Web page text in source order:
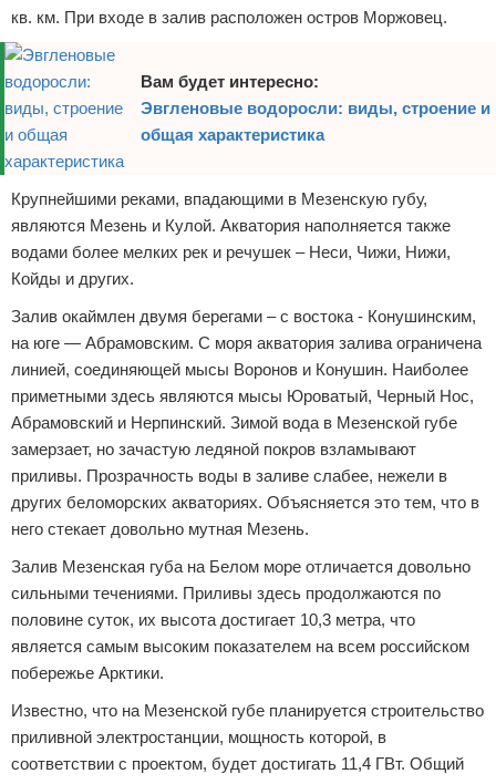
кв. км. При входе в залив расположен остров Моржовец.
Вам будет интересно:
Эвгленовые водоросли: виды, строение и
общая характеристика
Крупнейшими реками, впадающими в Мезенскую губу,
являются Мезень и Кулой. Акватория наполняется также
водами более мелких рек и речушек – Неси, Чижи, Нижи,
Койды и других.
Залив окаймлен двумя берегами – с востока - Конушинским,
на юге — Абрамовским. С моря акватория залива ограничена
линией, соединяющей мысы Воронов и Конушин. Наиболее
приметными здесь являются мысы Юроватый, Черный Нос,
Абрамовский и Нерпинский. Зимой вода в Мезенской губе
замерзает, но зачастую ледяной покров взламывают
приливы. Прозрачность воды в заливе слабее, нежели в
других беломорских акваториях. Объясняется это тем, что в
него стекает довольно мутная Мезень.
Залив Мезенская губа на Белом море отличается довольно
сильными течениями. Приливы здесь продолжаются по
половине суток, их высота достигает 10,3 метра, что
является самым высоким показателем на всем российском
побережье Арктики.
Известно, что на Мезенской губе планируется строительство
приливной электростанции, мощность которой, в
соответствии с проектом, будет достигать 11,4 ГВт. Общий